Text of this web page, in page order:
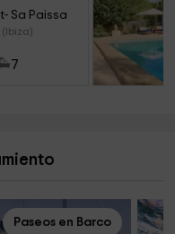
Sa Paissa
7
Paseos en Barco